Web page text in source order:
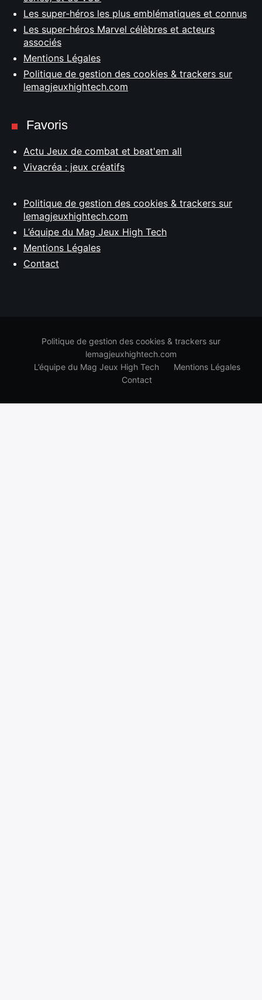
Les super-héros les plus emblématiques et connus
Les super-héros Marvel célèbres et acteurs
associés
Mentions Légales
Politique de gestion des cookies & trackers sur
lemagjeuxhightech.com
Favoris
Actu Jeux de combat et beat'em all
Vivacréa : jeux créatifs
Politique de gestion des cookies & trackers sur
lemagjeuxhightech.com
L’équipe du Mag Jeux High Tech
Mentions Légales
Contact
Politique de gestion des cookies & trackers sur
lemagjeuxhightech.com
L’équipe du Mag Jeux High Tech
Mentions Légales
Contact